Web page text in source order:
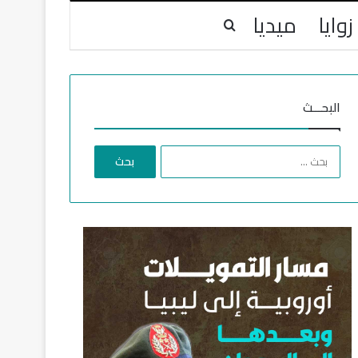
زوايا ميديا
البحـــث
ا
ح
ن
: